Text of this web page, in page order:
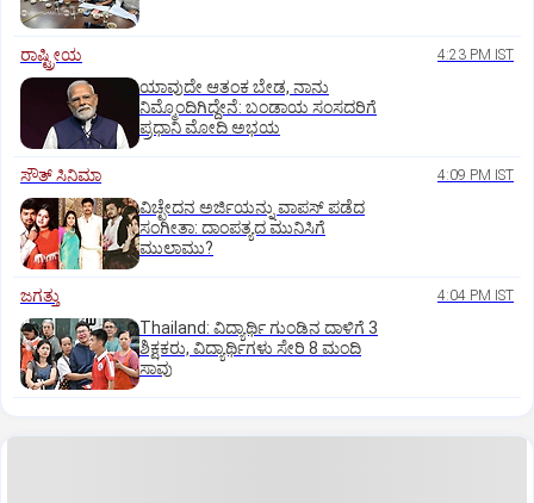
ರಾಷ್ಟ್ರೀಯ 4:23 PM IST
ಯಾವುದೇ ಆತಂಕ ಬೇಡ, ನಾನು
ನಿಮ್ಮೊಂದಿಗಿದ್ದೇನೆ: ಬಂಡಾಯ ಸಂಸದರಿಗೆ
ಪ್ರಧಾನಿ ಮೋದಿ ಅಭಯ
ಸೌತ್‌ ಸಿನಿಮಾ 4:09 PM IST
ವಿಚ್ಛೇದನ ಅರ್ಜಿಯನ್ನು ವಾಪಸ್‌ ಪಡೆದ
ಸಂಗೀತಾ: ದಾಂಪತ್ಯದ ಮುನಿಸಿಗೆ
ಮುಲಾಮು?
ಜಗತ್ತು 4:04 PM IST
Thailand: ವಿದ್ಯಾರ್ಥಿ ಗುಂಡಿನ ದಾಳಿಗೆ 3
ಶಿಕ್ಷಕರು, ವಿದ್ಯಾರ್ಥಿಗಳು ಸೇರಿ 8 ಮಂದಿ
ಸಾವು